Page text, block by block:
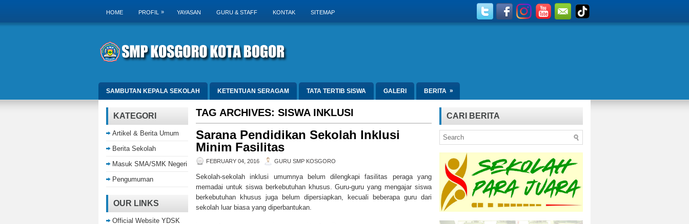
HOME PROFIL » YAYASAN GURU & STAFF KONTAK SITEMAP
SAMBUTAN KEPALA SEKOLAH KETENTUAN SERAGAM TATA TERTIB SISWA GALERI BERITA »
TAG ARCHIVES: SISWA INKLUSI
Sarana Pendidikan Sekolah Inklusi
Minim Fasilitas
FEBRUARY 04, 2016 GURU SMP KOSGORO
Sekolah-sekolah inklusi umumnya belum dilengkapi fasilitas peraga yang
memadai untuk siswa berkebutuhan khusus. Guru-guru yang mengajar siswa
berkebutuhan khusus juga belum dipersiapkan, kecuali beberapa guru dari
sekolah luar biasa yang diperbantukan.
KATEGORI
Artikel & Berita Umum
Berita Sekolah
Masuk SMA/SMK Negeri
Pengumuman
OUR LINKS
Official Website YDSK
CARI BERITA